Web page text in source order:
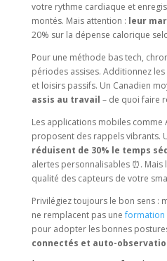
votre rythme cardiaque et
montés. Mais attention : leur
20% sur la dépense calorique
Pour une méthode bas tech,
périodes assises. Additionnez
et loisirs passifs. Un Canadien
assis au travail – de quoi faire
Les applications mobiles comme
proposent des rappels vibrants.
réduisent de 30% le temps
alertes personnalisables ⏰.
qualité des capteurs de votre
Privilégiez toujours le bon sens :
ne remplacent pas uneformation
pour adopter les bonnes
connectés et auto-